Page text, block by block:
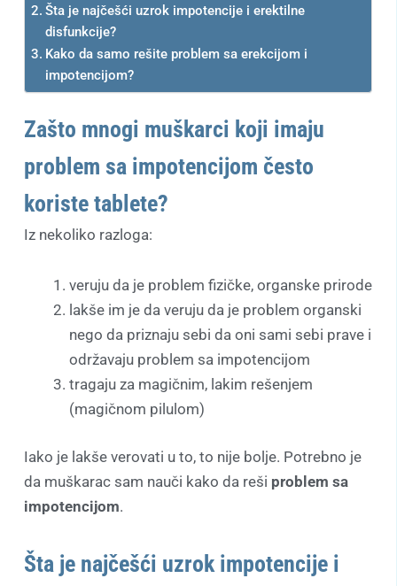
Šta je najčešći uzrok impotencije i erektilne
disfunkcije?
Kako da samo rešite problem sa erekcijom i
impotencijom?
Zašto mnogi muškarci koji imaju
problem sa impotencijom često
koriste tablete?
Iz nekoliko razloga:
veruju da je problem fizičke, organske prirode
lakše im je da veruju da je problem organski
nego da priznaju sebi da oni sami sebi prave i
održavaju problem sa impotencijom
tragaju za magičnim, lakim rešenjem
(magičnom pilulom)
Iako je lakše verovati u to, to nije bolje. Potrebno je
da muškarac sam nauči kako da reši problem sa
impotencijom.
Šta je najčešći uzrok impotencije i